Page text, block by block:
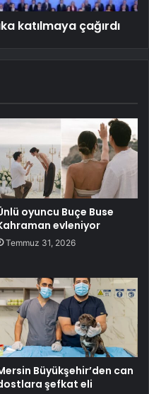
katılmaya çağırdı
oyuncu Buçe Buse
evleniyor
Temmuz 31, 2026
Büyükşehir’den can
şefkat eli